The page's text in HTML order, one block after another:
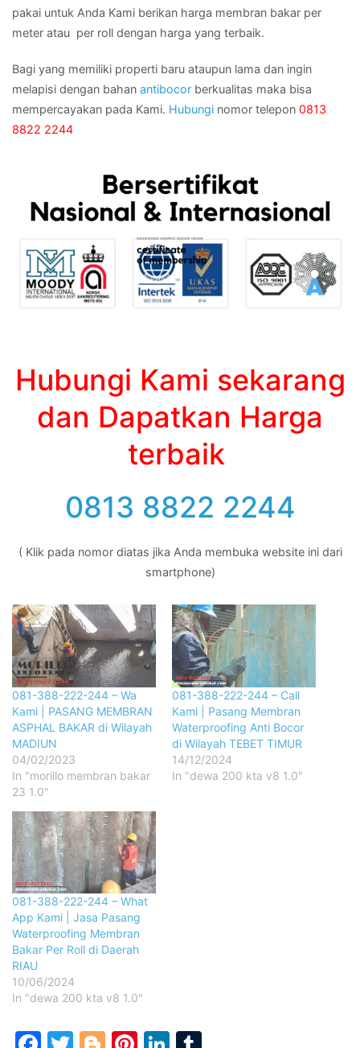
pakai untuk Anda Kami berikan harga membran bakar per
meter atau per roll dengan harga yang terbaik.
Bagi yang memiliki properti baru ataupun lama dan ingin
melapisi dengan bahan antibocor berkualitas maka bisa
mempercayakan pada Kami. Hubungi nomor telepon 0813
8822 2244
Hubungi Kami sekarang
dan Dapatkan Harga
terbaik
0813 8822 2244
( Klik pada nomor diatas jika Anda membuka website ini dari
smartphone)
081-388-222-244 – Wa
Kami | PASANG MEMBRAN
ASPHAL BAKAR di Wilayah
MADIUN
04/02/2023
In "morillo membran bakar
23 1.0"
081-388-222-244 – Call
Kami | Pasang Membran
Waterproofing Anti Bocor
di Wilayah TEBET TIMUR
14/12/2024
In "dewa 200 kta v8 1.0"
081-388-222-244 – What
App Kami | Jasa Pasang
Waterproofing Membran
Bakar Per Roll di Daerah
RIAU
10/06/2024
In "dewa 200 kta v8 1.0"